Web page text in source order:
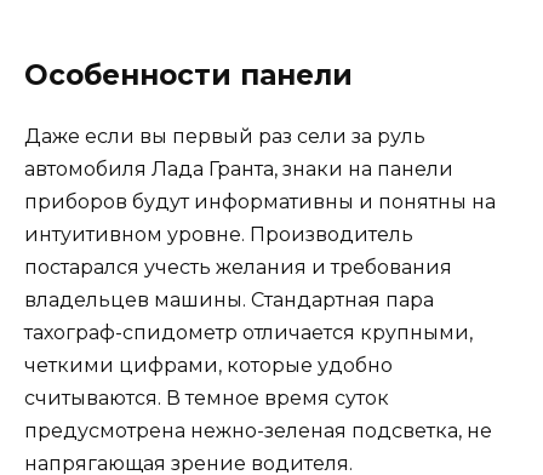
Особенности панели
Даже если вы первый раз сели за руль
автомобиля Лада Гранта, знаки на панели
приборов будут информативны и понятны на
интуитивном уровне. Производитель
постарался учесть желания и требования
владельцев машины. Стандартная пара
тахограф-спидометр отличается крупными,
четкими цифрами, которые удобно
считываются. В темное время суток
предусмотрена нежно-зеленая подсветка, не
напрягающая зрение водителя.